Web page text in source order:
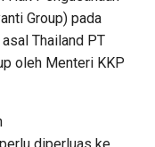
Group) pada
Thailand PT
oleh Menteri KKP